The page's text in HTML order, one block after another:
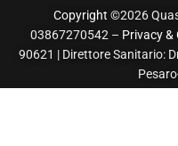
Copyright ©2026
03867270542 – Privacy &
90621 | Direttore Sanitario: